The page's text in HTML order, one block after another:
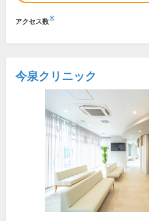
アクセス数※
今泉クリニック